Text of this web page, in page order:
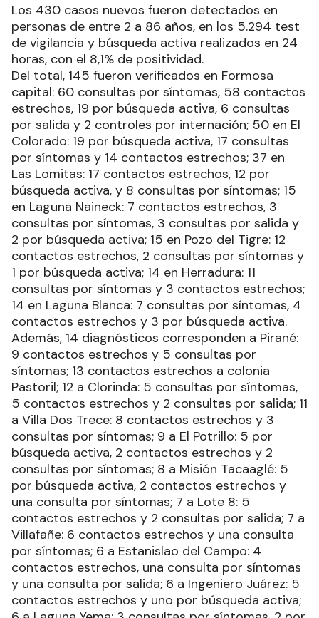
Los 430 casos nuevos fueron detectados en
personas de entre 2 a 86 años, en los 5.294 test
de vigilancia y búsqueda activa realizados en 24
horas, con el 8,1% de positividad.
Del total, 145 fueron verificados en Formosa
capital: 60 consultas por síntomas, 58 contactos
estrechos, 19 por búsqueda activa, 6 consultas
por salida y 2 controles por internación; 50 en El
Colorado: 19 por búsqueda activa, 17 consultas
por síntomas y 14 contactos estrechos; 37 en
Las Lomitas: 17 contactos estrechos, 12 por
búsqueda activa, y 8 consultas por síntomas; 15
en Laguna Naineck: 7 contactos estrechos, 3
consultas por síntomas, 3 consultas por salida y
2 por búsqueda activa; 15 en Pozo del Tigre: 12
contactos estrechos, 2 consultas por síntomas y
1 por búsqueda activa; 14 en Herradura: 11
consultas por síntomas y 3 contactos estrechos;
14 en Laguna Blanca: 7 consultas por síntomas, 4
contactos estrechos y 3 por búsqueda activa.
Además, 14 diagnósticos corresponden a Pirané:
9 contactos estrechos y 5 consultas por
síntomas; 13 contactos estrechos a colonia
Pastoril; 12 a Clorinda: 5 consultas por síntomas,
5 contactos estrechos y 2 consultas por salida; 11
a Villa Dos Trece: 8 contactos estrechos y 3
consultas por síntomas; 9 a El Potrillo: 5 por
búsqueda activa, 2 contactos estrechos y 2
consultas por síntomas; 8 a Misión Tacaaglé: 5
por búsqueda activa, 2 contactos estrechos y
una consulta por síntomas; 7 a Lote 8: 5
contactos estrechos y 2 consultas por salida; 7 a
Villafañe: 6 contactos estrechos y una consulta
por síntomas; 6 a Estanislao del Campo: 4
contactos estrechos, una consulta por síntomas
y una consulta por salida; 6 a Ingeniero Juárez: 5
contactos estrechos y uno por búsqueda activa;